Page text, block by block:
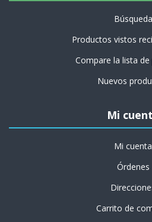
Búsqueda
Productos vistos
Compare la lista
Nuevos
Mi
Mi cuenta
Órdenes
Carrito de